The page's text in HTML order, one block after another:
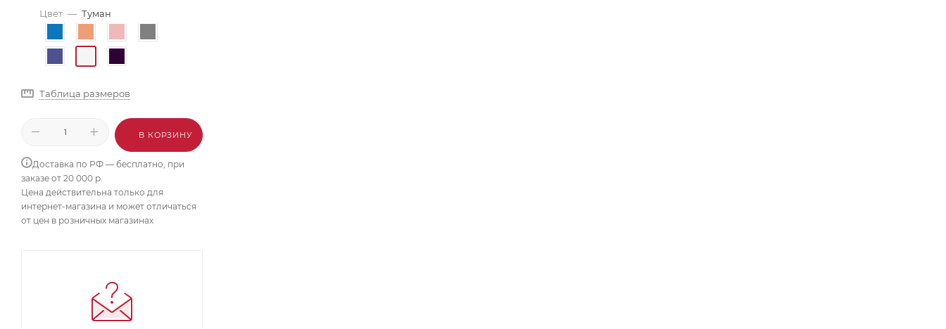
Цвет — Туман
Таблица размеров
В КОРЗИНУ
Доставка по РФ — бесплатно, при
заказе от 20 000 р.
Цена действительна только для
интернет-магазина и может отличаться
от цен в розничных магазинах